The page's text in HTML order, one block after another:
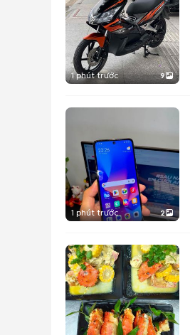
1 phút trước 9
1 phút trước 2